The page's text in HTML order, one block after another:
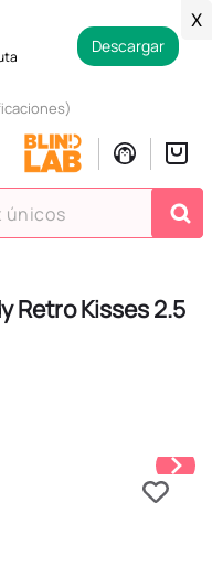
Descargar
X
Retro Kisses 2.5